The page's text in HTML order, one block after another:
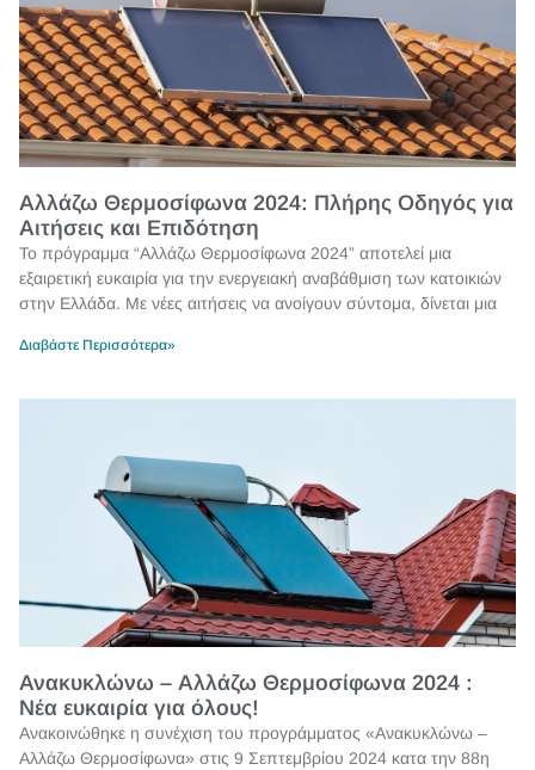
Αλλάζω Θερμοσίφωνα 2024: Πλήρης Οδηγός για
Αιτήσεις και Επιδότηση
Το πρόγραμμα “Αλλάζω Θερμοσίφωνα 2024” αποτελεί μια
εξαιρετική ευκαιρία για την ενεργειακή αναβάθμιση των κατοικιών
στην Ελλάδα. Με νέες αιτήσεις να ανοίγουν σύντομα, δίνεται μια
Διαβάστε Περισσότερα»
Ανακυκλώνω – Αλλάζω Θερμοσίφωνα 2024 :
Νέα ευκαιρία για όλους!
Ανακοινώθηκε η συνέχιση του προγράμματος «Ανακυκλώνω –
Αλλάζω Θερμοσίφωνα» στις 9 Σεπτεμβρίου 2024 κατα την 88η